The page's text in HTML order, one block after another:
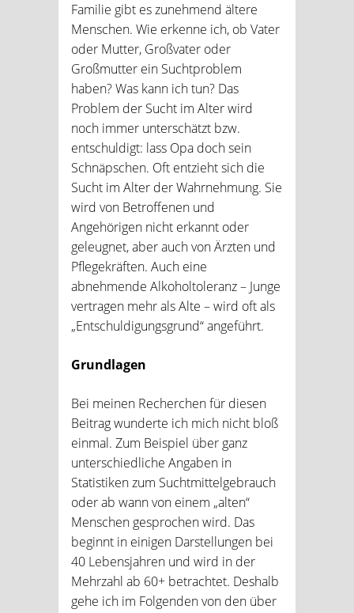
Familie gibt es zunehmend ältere
Menschen. Wie erkenne ich, ob Vater
oder Mutter, Großvater oder
Großmutter ein Suchtproblem
haben? Was kann ich tun? Das
Problem der Sucht im Alter wird
noch immer unterschätzt bzw.
entschuldigt: lass Opa doch sein
Schnäpschen. Oft entzieht sich die
Sucht im Alter der Wahrnehmung. Sie
wird von Betroffenen und
Angehörigen nicht erkannt oder
geleugnet, aber auch von Ärzten und
Pflegekräften. Auch eine
abnehmende Alkoholtoleranz – Junge
vertragen mehr als Alte – wird oft als
„Entschuldigungsgrund“ angeführt.
Grundlagen
Bei meinen Recherchen für diesen
Beitrag wunderte ich mich nicht bloß
einmal. Zum Beispiel über ganz
unterschiedliche Angaben in
Statistiken zum Suchtmittelgebrauch
oder ab wann von einem „alten“
Menschen gesprochen wird. Das
beginnt in einigen Darstellungen bei
40 Lebensjahren und wird in der
Mehrzahl ab 60+ betrachtet. Deshalb
gehe ich im Folgenden von den über